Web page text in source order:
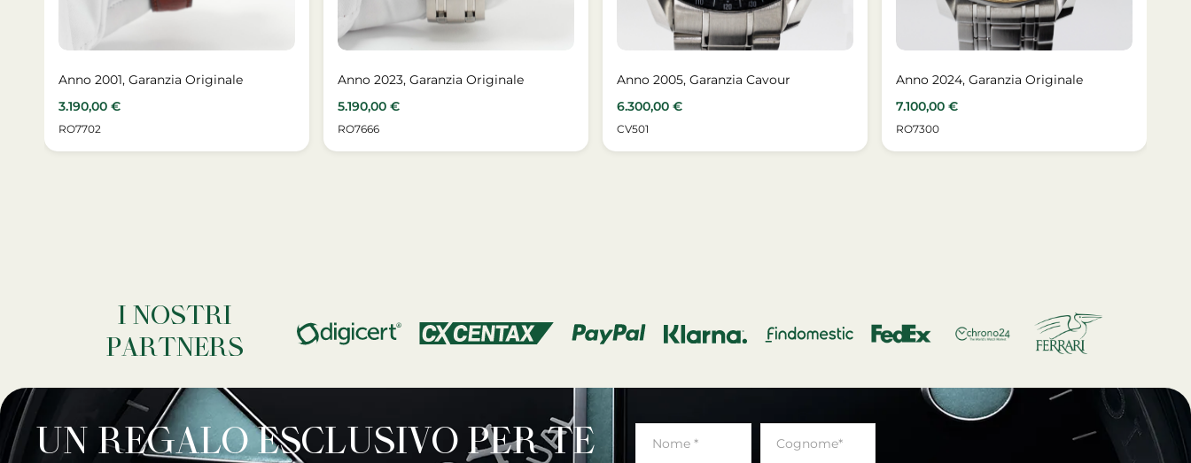
Anno 2001, Garanzia Originale
3.190,00 €
RO7702
Anno 2023, Garanzia Originale
5.190,00 €
RO7666
Anno 2005, Garanzia Cavour
6.300,00 €
CV501
Anno 2024, Garanzia Originale
7.100,00 €
RO7300
I NOSTRI
PARTNERS
UN REGALO ESCLUSIVO PER TE